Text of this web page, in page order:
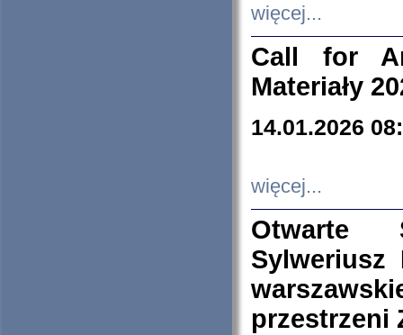
więcej...
Call for
Materiały
14.01.2026
więcej...
Otwarte
Sylweriusz
przestrzeni